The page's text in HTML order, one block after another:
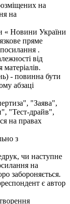
на
на
« Новини України
пряме
.
від
- повинна бути
абзаці
"Заява",
"Тест-драйв",
на правах
з
чи наступне
на
забороняється.
є автор